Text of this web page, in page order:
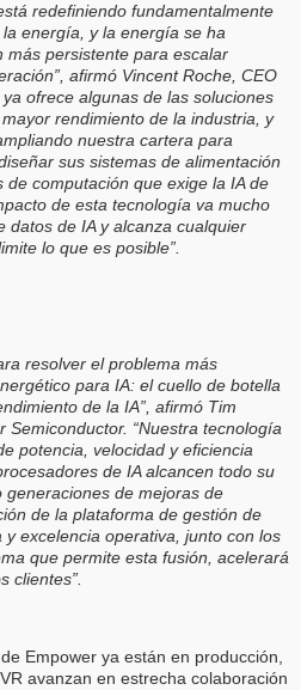
redefiniendo fundamentalmente
energía, y la energía se ha
más persistente para escalar
afirmó Vincent Roche, CEO
ofrece algunas de las soluciones
rendimiento de la industria, y
nuestra cartera para
sus sistemas de alimentación
de computación que exige la IA de
de esta tecnología va mucho
datos de IA y alcanza cualquier
lo que es posible”.
resolver el problema más
para IA: el cuello de botella
de la IA”, afirmó Tim
Semiconductor. “Nuestra tecnología
potencia, velocidad y eficiencia
de IA alcancen todo su
de mejoras de
de la plataforma de gestión de
excelencia operativa, junto con los
que permite esta fusión, acelerará
clientes”.
Empower ya están en producción,
avanzan en estrecha colaboración